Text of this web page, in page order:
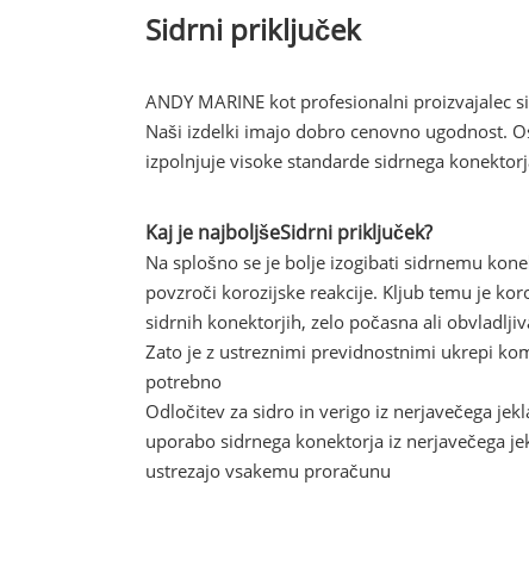
Sidrni priključek
ANDY MARINE kot profesionalni
Naši izdelki imajo dobro cenovno ugodnost.
izpolnjuje visoke standarde sidrnega
Kaj je najboljšeSidrni priključek?
Na splošno se je bolje izogibati sidrnemu
povzroči korozijske reakcije. Kljub temu je
sidrnih konektorjih, zelo počasna ali
Zato je z ustreznimi previdnostnimi ukrepi
potrebno
Odločitev za sidro in verigo iz nerjavečega
uporabo sidrnega konektorja iz nerjavečega
ustrezajo vsakemu proračunu